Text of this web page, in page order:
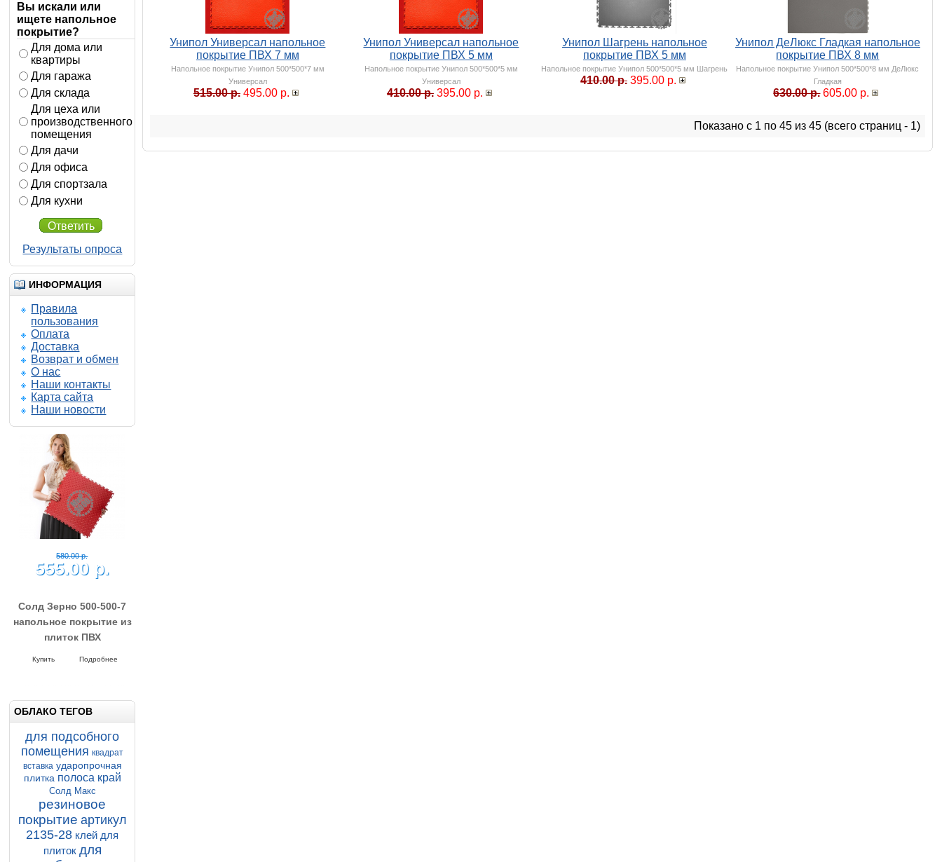
Вы искали или
ищете напольное
покрытие?
Для дома или
квартиры
Для гаража
Для склада
Для цеха или
производственного
помещения
Для дачи
Для офиса
Для спортзала
Для кухни
Ответить
Результаты опроса
ИНФОРМАЦИЯ
Правила
пользования
Оплата
Доставка
Возврат и обмен
О нас
Наши контакты
Карта сайта
Наши новости
580.00 р.
555.00 р.
напольное покрытие из
Напольные покрытия SOLD GRAIN
ОБЛАКО ТЕГОВ
для подсобного
помещения квадрат
вставка ударопрочная
плитка полоса край
Солд Макс
резиновое
покрытие артикул
2135-28 клей для
плиток для
Унипол Универсал напольное
покрытие ПВХ 7 мм
Напольное покрытие Унипол 500*500*7 мм
Универсал
515.00 р. 495.00 р.
Унипол Универсал напольное
покрытие ПВХ 5 мм
Напольное покрытие Унипол 500*500*5 мм
Универсал
410.00 р. 395.00 р.
Унипол Шагрень напольное
покрытие ПВХ 5 мм
Напольное покрытие Унипол 500*500*5 мм Шагрень
410.00 р. 395.00 р.
Унипол ДеЛюкс Гладкая напольное
покрытие ПВХ 8 мм
Напольное покрытие Унипол 500*500*8 мм ДеЛюкс
Гладкая
630.00 р. 605.00 р.
Показано с 1 по 45 из 45 (всего страниц - 1)